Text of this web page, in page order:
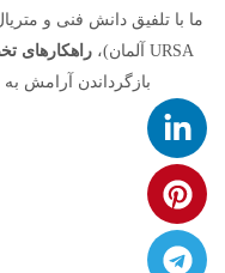
URSA آلمان)،
راهکارهای
بازگرداندن آرامش